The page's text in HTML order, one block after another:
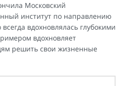
Московский
институт по направлению
вдохновлялась глубокими
вдохновляет
решить свои жизненные